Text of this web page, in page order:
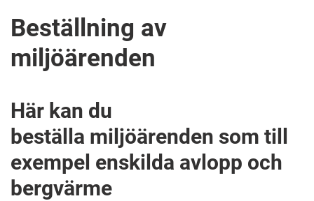
Beställning av
miljöärenden
Här kan du
beställa miljöärenden som till
exempel enskilda avlopp och
bergvärme